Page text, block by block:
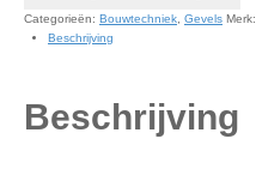
Categorieën: Bouwtechniek Gevels Merk:
Beschrijving
Beschrijving